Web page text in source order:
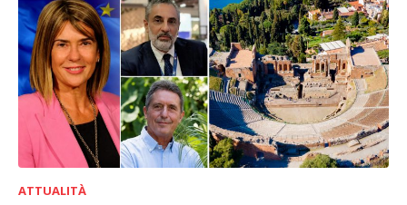
ATTUALITÀ